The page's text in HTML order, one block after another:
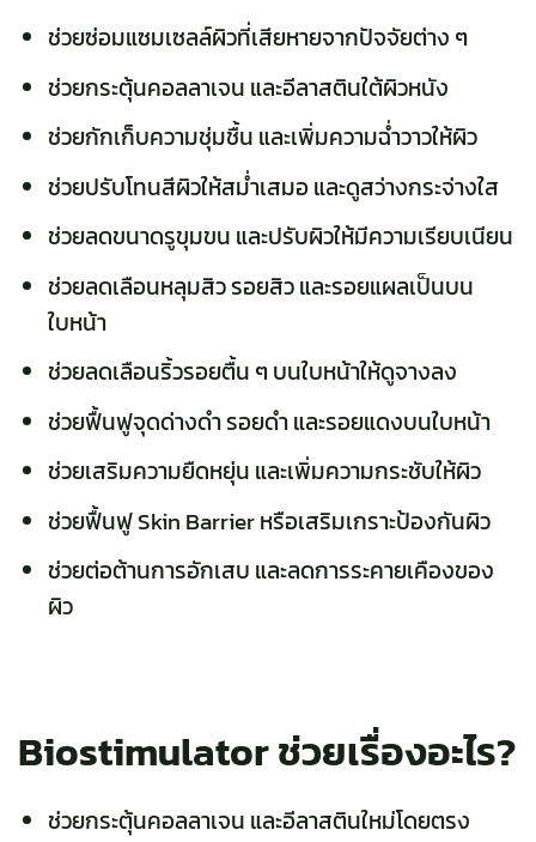
ช่วยซ่อมแซมเซลล์ผิวที่เสียหายจากปัจจัยต่าง ๆ
ช่วยกระตุ้นคอลลาเจน และอีลาสตินใต้ผิวหนัง
ช่วยกักเก็บความชุ่มชื้น และเพิ่มความฉ่ำวาวให้ผิว
ช่วยปรับโทนสีผิวให้สม่ำเสมอ และดูสว่างกระจ่างใส
ช่วยลดขนาดรูขุมขน และปรับผิวให้มีความเรียบเนียน
ช่วยลดเลือนหลุมสิว รอยสิว และรอยแผลเป็นบน
ใบหน้า
ช่วยลดเลือนริ้วรอยตื้น ๆ บนใบหน้าให้ดูจางลง
ช่วยฟื้นฟูจุดด่างดำ รอยดำ และรอยแดงบนใบหน้า
ช่วยเสริมความยืดหยุ่น และเพิ่มความกระชับให้ผิว
ช่วยฟื้นฟู Skin Barrier หรือเสริมเกราะป้องกันผิว
ช่วยต่อต้านการอักเสบ และลดการระคายเคืองของ
ผิว
Biostimulator ช่วยเรื่องอะไร?
ช่วยกระตุ้นคอลลาเจน และอีลาสตินใหม่โดยตรง